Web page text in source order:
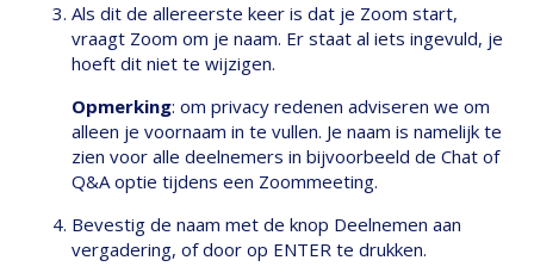
Als dit de allereerste keer is dat je Zoom start,
vraagt Zoom om je naam. Er staat al iets ingevuld, je
hoeft dit niet te wijzigen.
Opmerking: om privacy redenen adviseren we om
alleen je voornaam in te vullen. Je naam is namelijk te
zien voor alle deelnemers in bijvoorbeeld de Chat of
Q&A optie tijdens een Zoommeeting.
Bevestig de naam met de knop Deelnemen aan
vergadering, of door op ENTER te drukken.